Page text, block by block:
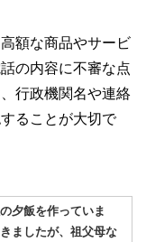
額な商品やサービ
の内容に不審な点
行政機関名や連絡
ることが大切で
夕飯を作っていま
ましたが、祖父母な